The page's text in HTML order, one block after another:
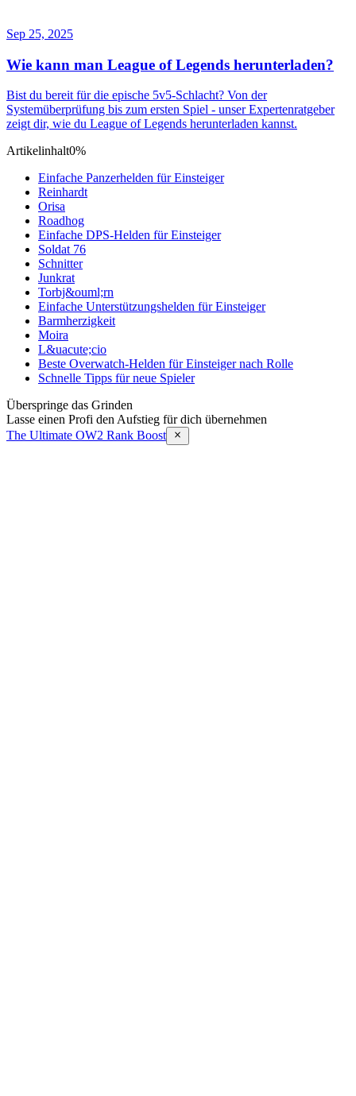
Sep 25, 2025
Wie kann man League of Legends herunterladen?
Bist du bereit für die epische 5v5-Schlacht? Von der
Systemüberprüfung bis zum ersten Spiel - unser Expertenratgeber
zeigt dir, wie du League of Legends herunterladen kannst.
Artikelinhalt0%
Einfache Panzerhelden für Einsteiger
Reinhardt
Orisa
Roadhog
Einfache DPS-Helden für Einsteiger
Soldat 76
Schnitter
Junkrat
Torbj&ouml;rn
Einfache Unterstützungshelden für Einsteiger
Barmherzigkeit
Moira
L&uacute;cio
Beste Overwatch-Helden für Einsteiger nach Rolle
Schnelle Tipps für neue Spieler
Überspringe das Grinden
Lasse einen Profi den Aufstieg für dich übernehmen
The Ultimate OW2 Rank Boost